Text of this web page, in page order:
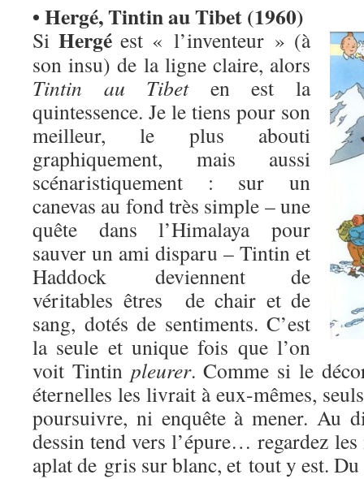
• Hergé, Tintin au Tibet (1960)
Si Hergéest « l’inventeur » (à
son insu) de la ligne claire, alors
Tintin au Tibet en est la
quintessence. Je le tiens pour son
meilleur, le plus abouti
graphiquement, mais aussi
scénaristiquement : sur un
canevas au fond très simple – une
quête dans l’Himalaya pour
sauver un ami disparu – Tintin et
Haddock deviennent de
véritables êtres de chair et de
sang, dotés de sentiments. C’est
la seule et unique fois que l’on
voit Tintin pleurer. Comme si le
éternelles les livrait à eux-mêmes,
poursuivre, ni enquête à mener. Au
dessin tend vers l’épure… regardez
aplat de gris sur blanc, et tout y est.